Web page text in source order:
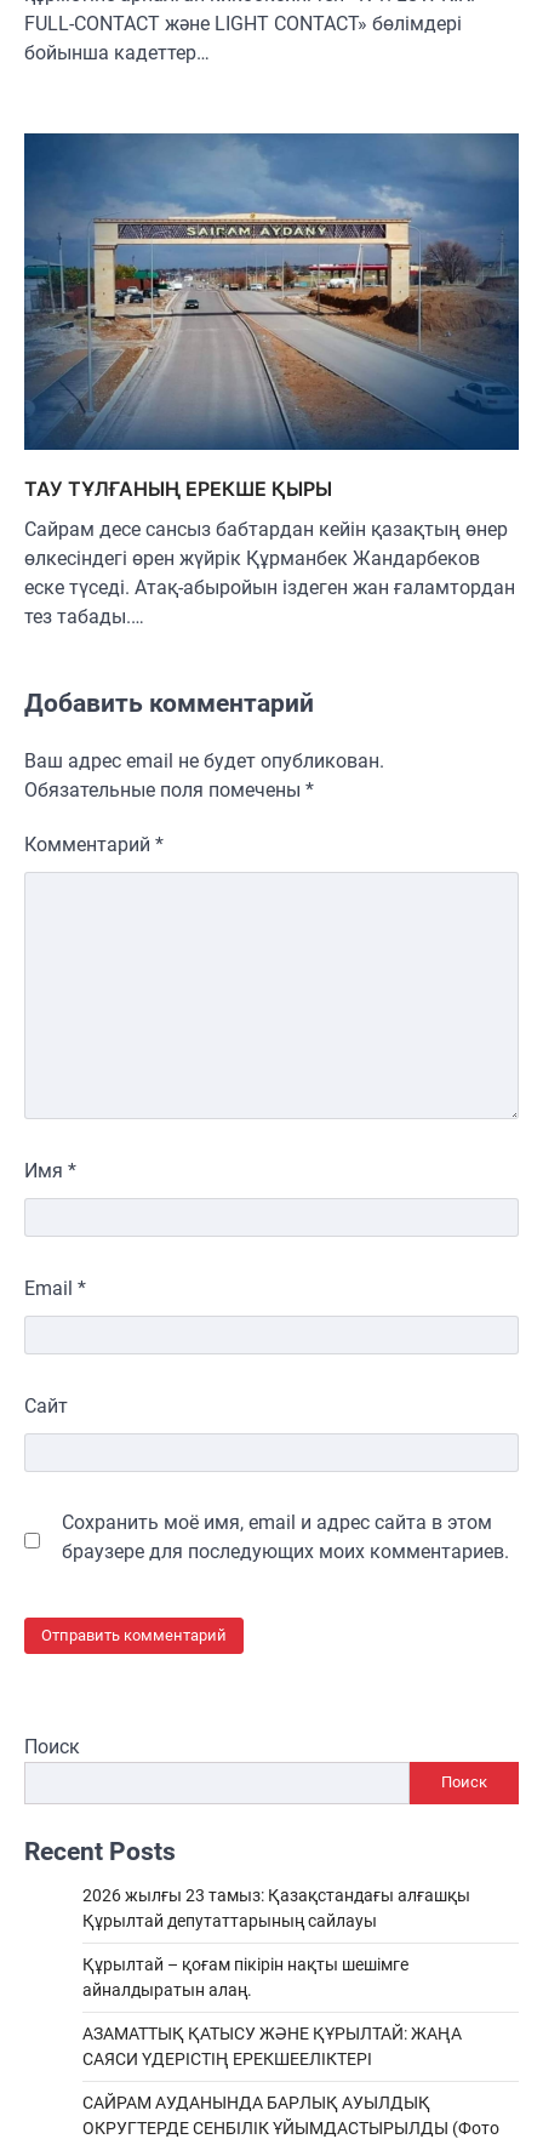
FULL-CONTACT және LIGHT CONTACT» бөлімдері
бойынша кадеттер…
ТАУ ТҰЛҒАНЫҢ ЕРЕКШЕ ҚЫРЫ
Сайрам десе сансыз бабтардан кейін қазақтың өнер
өлкесіндегі өрен жүйрік Құрманбек Жандарбеков
еске түседі. Атақ-абыройын іздеген жан ғаламтордан
тез табады.…
Добавить комментарий
Ваш адрес email не будет опубликован.
Обязательные поля помечены *
Комментарий *
Имя *
Email *
Сайт
Сохранить моё имя, email и адрес сайта в этом
браузере для последующих моих комментариев.
Поиск
Поиск
Recent Posts
2026 жылғы 23 тамыз: Қазақстандағы алғашқы
Құрылтай депутаттарының сайлауы
Құрылтай – қоғам пікірін нақты шешімге
айналдыратын алаң.
АЗАМАТТЫҚ ҚАТЫСУ ЖӘНЕ ҚҰРЫЛТАЙ: ЖАҢА
САЯСИ ҮДЕРІСТІҢ ЕРЕКШEЕЛІКТЕРІ
САЙРАМ АУДАНЫНДА БАРЛЫҚ АУЫЛДЫҚ
ОКРУГТЕРДЕ СЕНБІЛІК ҰЙЫМДАСТЫРЫЛДЫ (Фото